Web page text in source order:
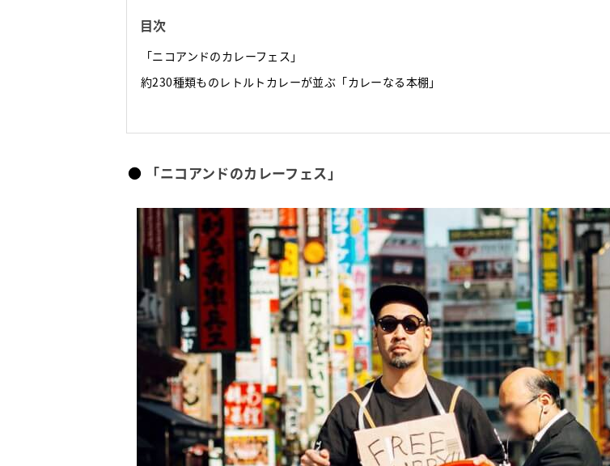
目次
「ニコアンドのカレーフェス」
約230種類ものレトルトカレーが並ぶ「カレーなる本棚」
「ニコアンドのカレーフェス」